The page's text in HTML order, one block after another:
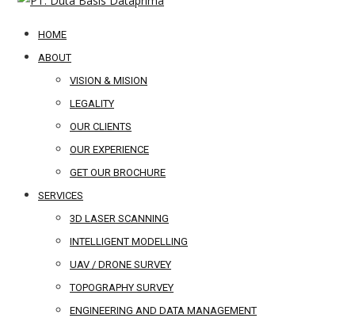
HOME
ABOUT
VISION & MISION
LEGALITY
OUR CLIENTS
OUR EXPERIENCE
GET OUR BROCHURE
SERVICES
3D LASER SCANNING
INTELLIGENT MODELLING
UAV / DRONE SURVEY
TOPOGRAPHY SURVEY
ENGINEERING AND DATA MANAGEMENT